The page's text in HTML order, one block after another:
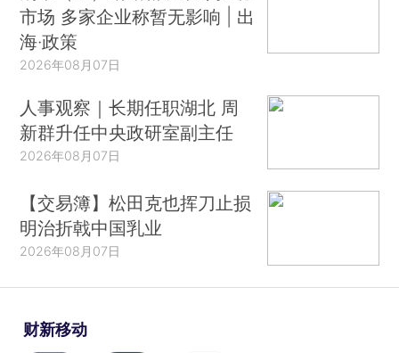
市场 多家企业称暂无影响 | 出
海·政策
2026年08月07日
人事观察｜长期任职湖北 周
新群升任中央政研室副主任
2026年08月07日
【交易簿】松田克也挥刀止损
明治折戟中国乳业
2026年08月07日
财新移动